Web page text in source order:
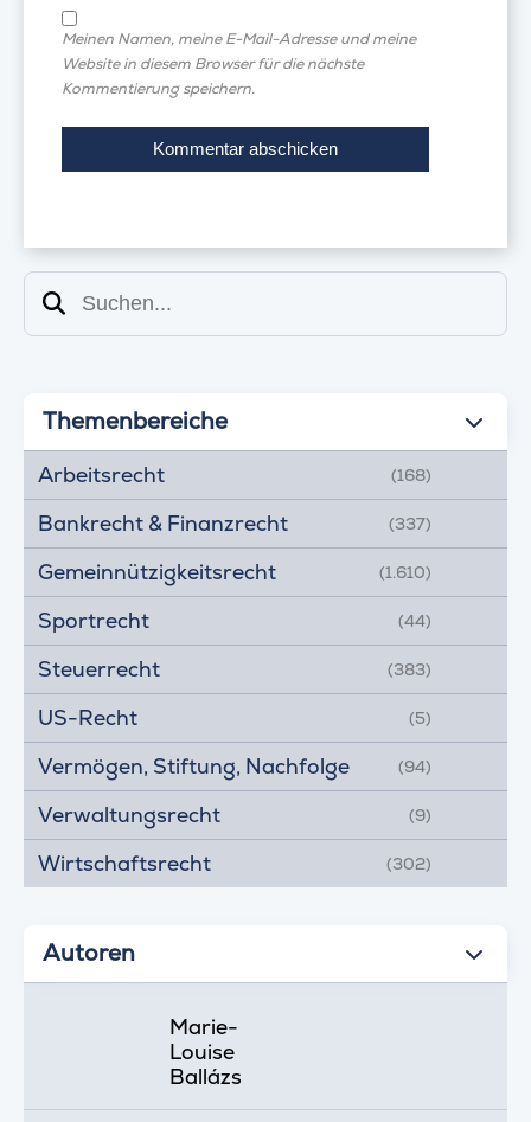
Meinen Namen, meine E-Mail-Adresse und meine
Website in diesem Browser für die nächste
Kommentierung speichern.
Suchen
Themenbereiche
Arbeitsrecht (168)
Bankrecht & Finanzrecht (337)
Gemeinnützigkeitsrecht (1.610)
Sportrecht (44)
Steuerrecht (383)
US-Recht (5)
Vermögen, Stiftung, Nachfolge (94)
Verwaltungsrecht (9)
Wirtschaftsrecht (302)
Autoren
Marie-
Louise
Ballázs